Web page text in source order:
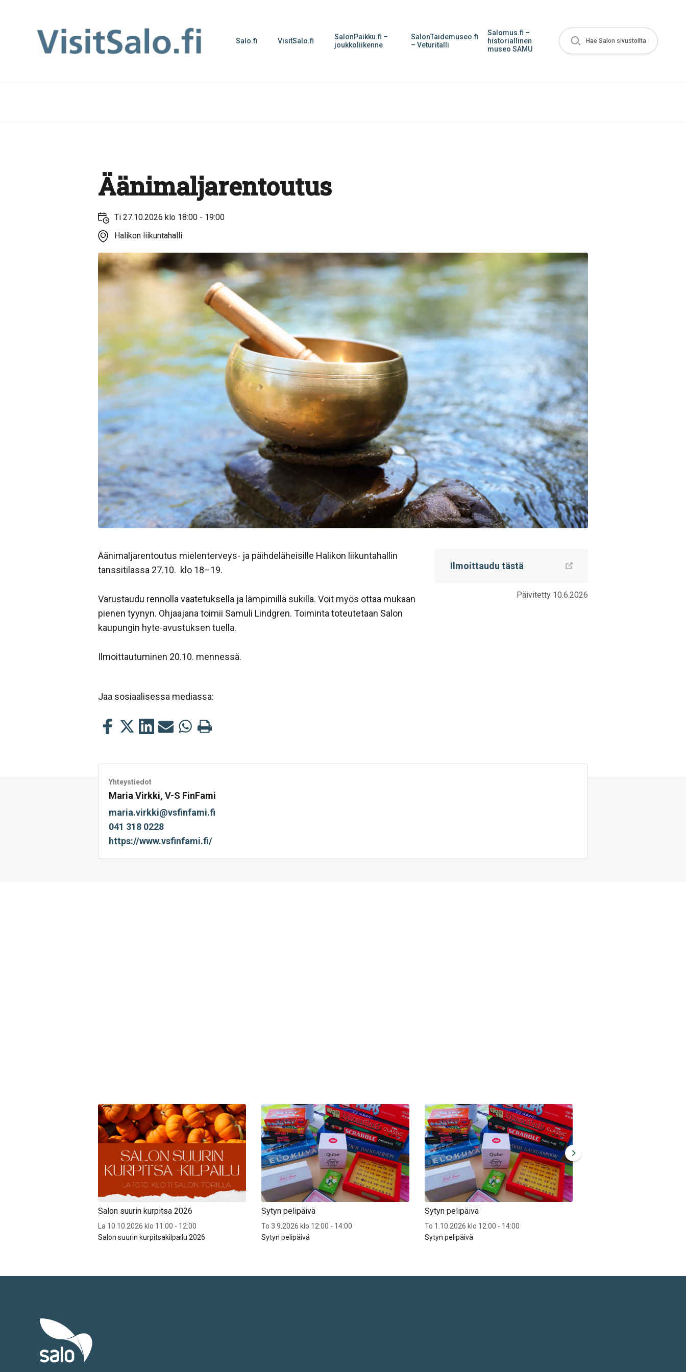
Salo.fi VisitSalo.fi
SalonPaikku.fi –
joukkoliikenne
SalonTaidemuseo.fi
– Veturitalli
Salomus.fi –
historiallinen
museo SAMU
Hae Salon sivustoilta
Äänimaljarentoutus
Ti 27.10.2026 klo 18:00 - 19:00
Halikon liikuntahalli
Äänimaljarentoutus mielenterveys- ja päihdeläheisille Halikon liikuntahallin
tanssitilassa 27.10. klo 18–19.
Varustaudu rennolla vaatetuksella ja lämpimillä sukilla. Voit myös ottaa mukaan
pienen tyynyn. Ohjaajana toimii Samuli Lindgren. Toiminta toteutetaan Salon
kaupungin hyte-avustuksen tuella.
Ilmoittautuminen 20.10. mennessä.
Jaa sosiaalisessa mediassa:
Jaa
Jaa
Jaa Jaa Jaa Tulosta
Ilmoittaudu tästä
Päivitetty 10.6.2026
Yhteystiedot
Maria Virkki, V-S FinFami
maria.virkki@vsfinfami.fi
041 318 0228
https://www.vsfinfami.fi/
Salon suurin kurpitsa 2026
La 10.10.2026 klo 11:00 - 12:00
Salon suurin kurpitsakilpailu 2026
Sytyn pelipäivä
To 3.9.2026 klo 12:00 - 14:00
Sytyn pelipäivä
Sytyn pelipäivä
To 1.10.2026 klo 12:00 - 14:00
Sytyn pelipäivä